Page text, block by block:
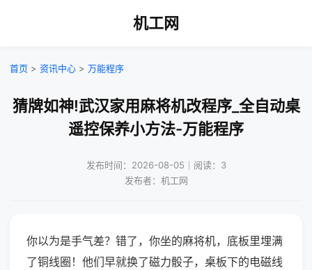
机工网
首页 > 资讯中心 > 万能程序
猜牌如神!武汉家用麻将机改程序_全自动桌
遥控保养小方法-万能程序
发布时间：2026-08-05｜阅读：3
发布者：机工网
你以为是手气差？错了，你坐的麻将机，底板里埋满
了铜线圈！他们早就换了磁力骰子，桌板下的电磁线